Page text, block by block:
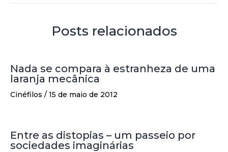
Posts relacionados
Nada se compara à estranheza de uma
laranja mecânica
Cinéfilos / 15 de maio de 2012
Entre as distopias – um passeio por
sociedades imaginárias